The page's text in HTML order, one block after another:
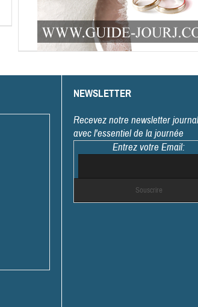
NEWSLETTER
Recevez notre newsletter
avec l'essentiel de la journée
Entrez votre Email: